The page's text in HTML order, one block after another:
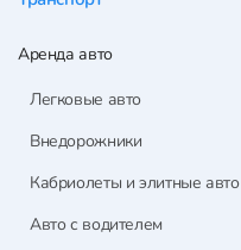
Аренда авто
Легковые авто
Внедорожники
Кабриолеты и элитные авто
Авто с водителем